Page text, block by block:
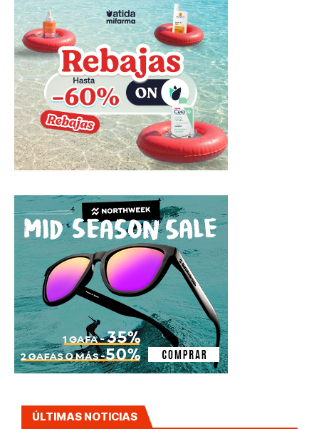
ÚLTIMAS NOTICIAS